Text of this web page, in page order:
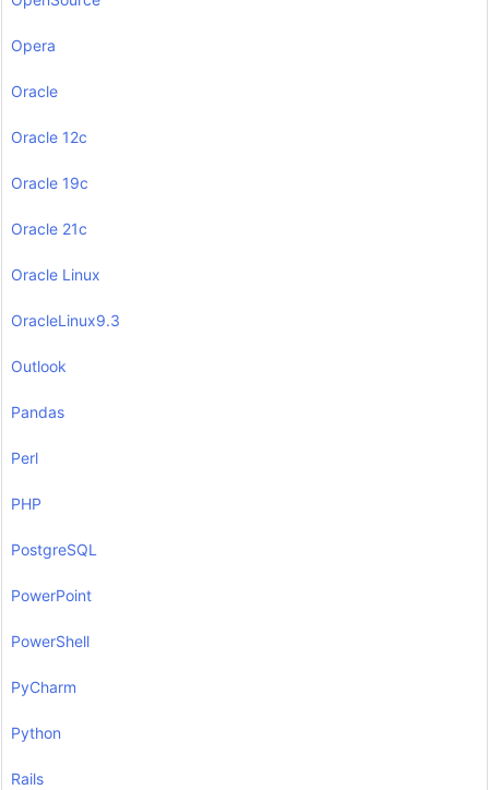
Opera
Oracle
Oracle 12c
Oracle 19c
Oracle 21c
Oracle Linux
OracleLinux9.3
Outlook
Pandas
Perl
PHP
PostgreSQL
PowerPoint
PowerShell
PyCharm
Python
Rails